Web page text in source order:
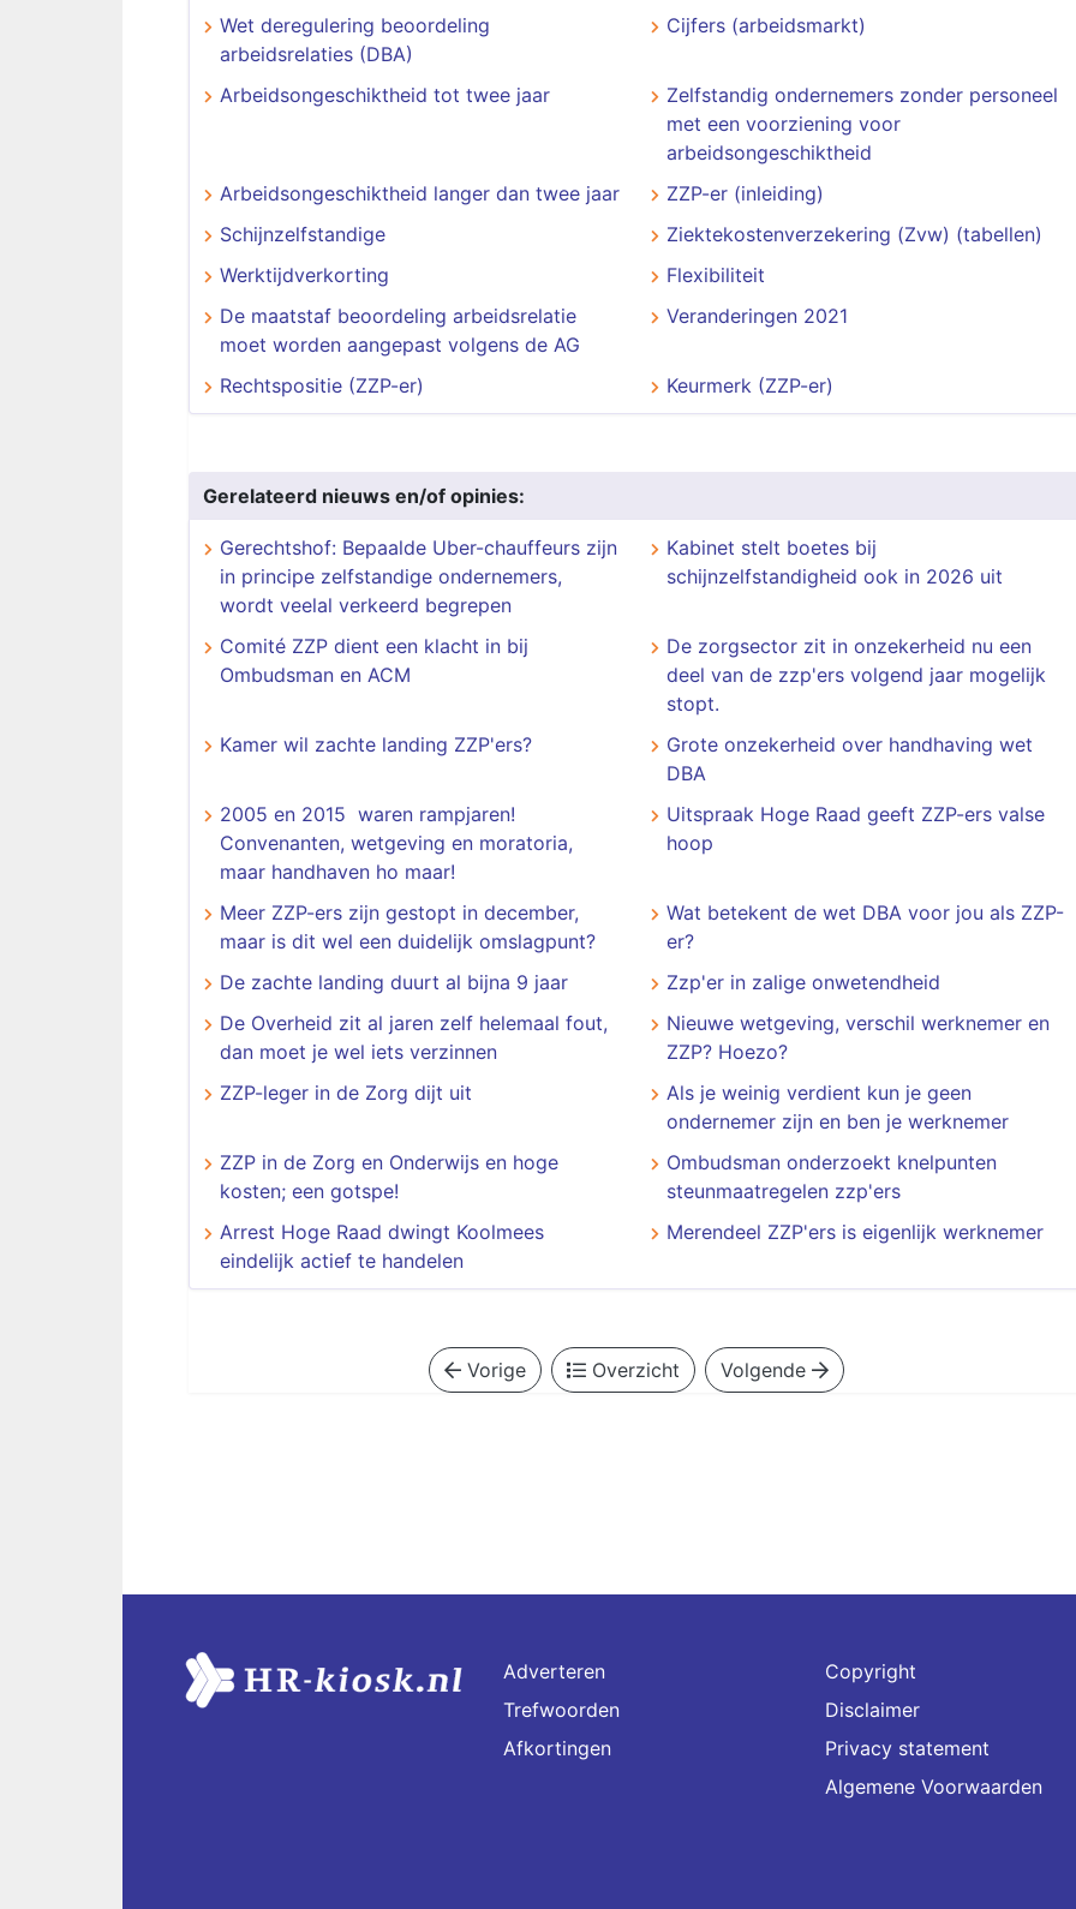
Wet deregulering beoordeling
arbeidsrelaties (DBA)
Cijfers (arbeidsmarkt)
Arbeidsongeschiktheid tot twee jaar
Zelfstandig ondernemers zonder personeel
met een voorziening voor
arbeidsongeschiktheid
Arbeidsongeschiktheid langer dan twee jaar
ZZP-er (inleiding)
Schijnzelfstandige
Ziektekostenverzekering (Zvw) (tabellen)
Werktijdverkorting
Flexibiliteit
De maatstaf beoordeling arbeidsrelatie
moet worden aangepast volgens de AG
Veranderingen 2021
Rechtspositie (ZZP-er) Keurmerk (ZZP-er)
Gerelateerd nieuws en/of opinies:
Gerechtshof: Bepaalde Uber-chauffeurs zijn
in principe zelfstandige ondernemers,
wordt veelal verkeerd begrepen
Kabinet stelt boetes bij
schijnzelfstandigheid ook in 2026 uit
Comité ZZP dient een klacht in bij
Ombudsman en ACM
De zorgsector zit in onzekerheid nu een
deel van de zzp'ers volgend jaar mogelijk
stopt.
Kamer wil zachte landing ZZP'ers?
Grote onzekerheid over handhaving wet
DBA
2005 en 2015 waren rampjaren!
Convenanten, wetgeving en moratoria,
maar handhaven ho maar!
Uitspraak Hoge Raad geeft ZZP-ers valse
hoop
Meer ZZP-ers zijn gestopt in december,
maar is dit wel een duidelijk omslagpunt?
Wat betekent de wet DBA voor jou als ZZP-
er?
De zachte landing duurt al bijna 9 jaar
Zzp'er in zalige onwetendheid
De Overheid zit al jaren zelf helemaal fout,
dan moet je wel iets verzinnen
Nieuwe wetgeving, verschil werknemer en
ZZP? Hoezo?
ZZP-leger in de Zorg dijt uit
Als je weinig verdient kun je geen
ondernemer zijn en ben je werknemer
ZZP in de Zorg en Onderwijs en hoge
kosten; een gotspe!
Ombudsman onderzoekt knelpunten
steunmaatregelen zzp'ers
Arrest Hoge Raad dwingt Koolmees
eindelijk actief te handelen
Merendeel ZZP'ers is eigenlijk werknemer
Vorige Overzicht Volgende
Adverteren
Trefwoorden
Afkortingen
Copyright
Disclaimer
Privacy statement
Algemene Voorwaarden